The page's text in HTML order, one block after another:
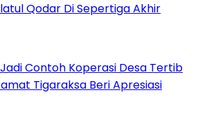
Qodar Di Sepertiga Akhir
Contoh Koperasi Desa Tertib
Tigaraksa Beri Apresiasi